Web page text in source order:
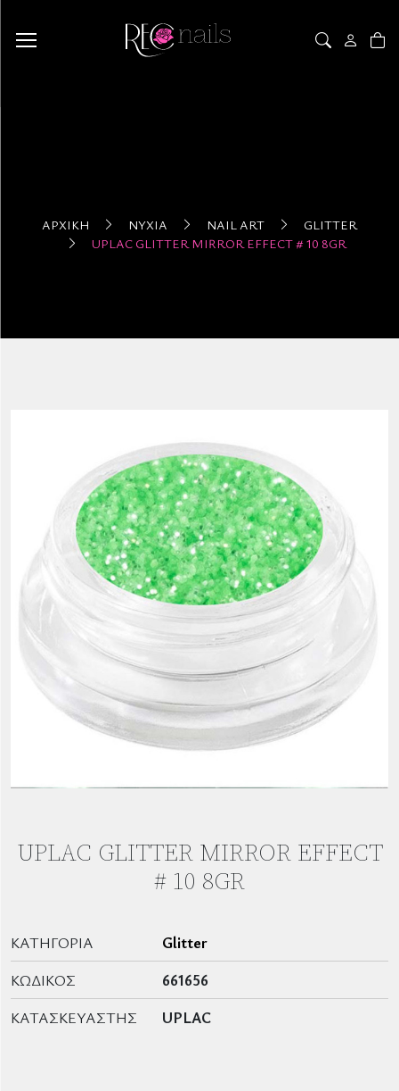
ΑΡΧΙΚΉ ΝΎΧΙΑ NAIL ART
GLITTER
UPLAC GLITTER MIRROR EFFECT # 10 8GR
UPLAC GLITTER MIRROR EFFECT
# 10 8GR
ΚΑΤΗΓΟΡΊΑ
Glitter
ΚΩΔΙΚΌΣ
661656
ΚΑΤΑΣΚΕΥΑΣΤΉΣ
UPLAC